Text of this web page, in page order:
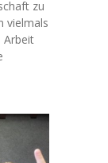
zu
vielmals
Arbeit